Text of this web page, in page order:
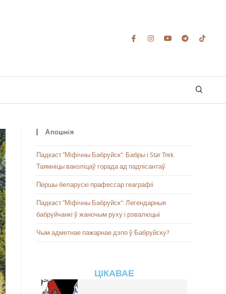
Апошнія
Падкаст “Міфічны Бабруйск”: Бабры і Star Trek.
Таямніцы ваколіцаў горада ад падпісантаў
Першы беларускі прафессар геаграфіі
Падкаст “Міфічны Бабруйск”: Легендарныя
бабруйчанкі ў жаночым руху і рэвалюцыі
Чым адметнае пажарнае дэпо ў Бабруйску?
ЦІКАВАЕ